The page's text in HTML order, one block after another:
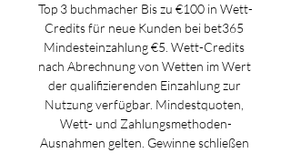
Top 3 buchmacher Bis zu €100 in Wett-
Credits für neue Kunden bei bet365
Mindesteinzahlung €5. Wett-Credits
nach Abrechnung von Wetten im Wert
der qualifizierenden Einzahlung zur
Nutzung verfügbar. Mindestquoten,
Wett- und Zahlungsmethoden-
Ausnahmen gelten. Gewinne schließen